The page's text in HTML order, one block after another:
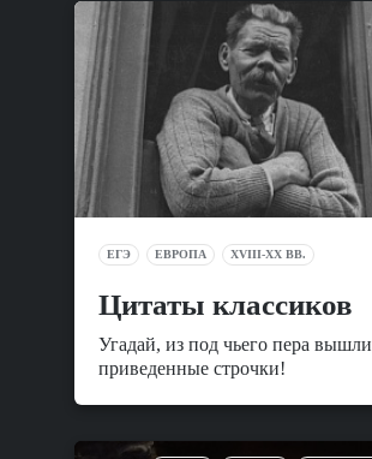
ЕГЭ ЕВРОПА XVIII-XX ВВ.
Цитаты классиков
Угадай, из под чьего пера вышли
приведенные строчки!